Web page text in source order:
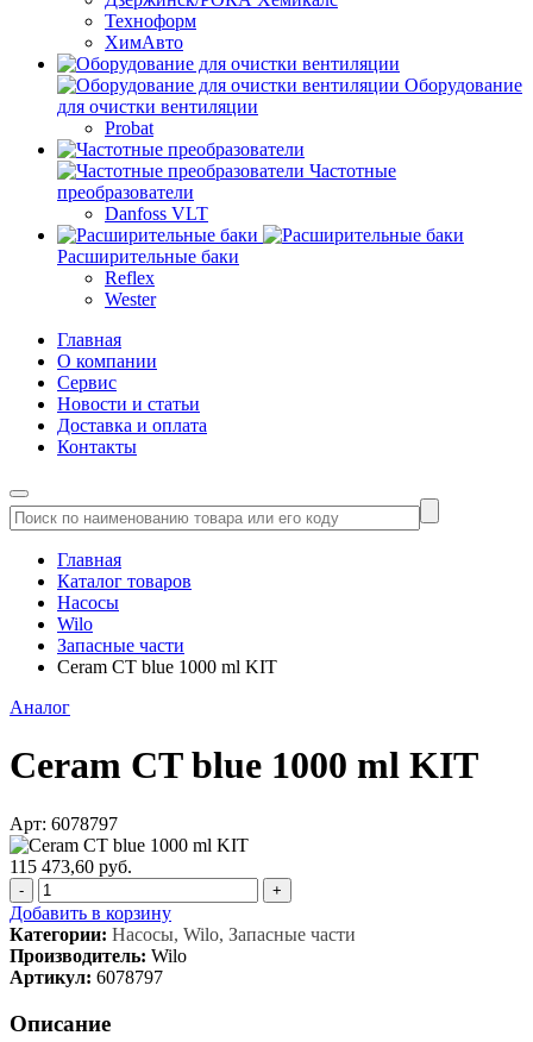
Техноформ
ХимАвто
Оборудование
для очистки вентиляции
Probat
Частотные
преобразователи
Danfoss VLT
Расширительные баки
Reflex
Wester
Главная
О компании
Сервис
Новости и статьи
Доставка и оплата
Контакты
Главная
Каталог товаров
Насосы
Wilo
Запасные части
Ceram CT blue 1000 ml KIT
Аналог
Ceram CT blue 1000 ml KIT
Арт: 6078797
115 473,60 руб.
- +
Добавить в корзину
Категории: Насосы, Wilo, Запасные части
Производитель: Wilo
Артикул: 6078797
Описание